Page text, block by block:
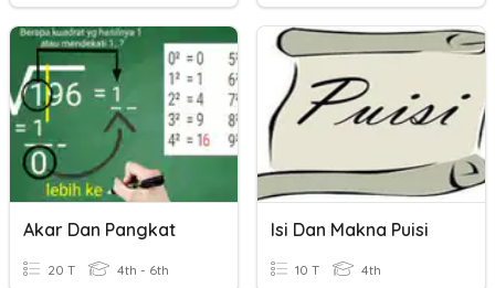
Akar Dan Pangkat
20 T 4th - 6th
Isi Dan Makna Puisi
10 T 4th